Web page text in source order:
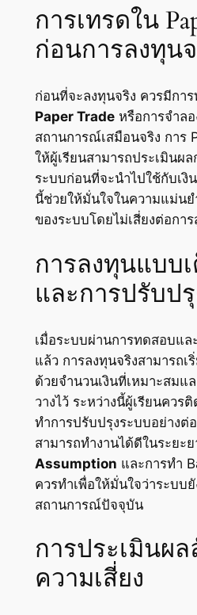
การเทรดใน
ก่อนการลงทุน
ก่อนที่จะลงทุนจริง ควรมีกา
Paper Tradeหรือการจำลอ
สถานการณ์เสมือนจริง การ
ให้ผู้เรียนสามารถประเมินผ
ระบบก่อนที่จะนำไปใช้กับเงิ
นี้ช่วยให้มั่นใจในความแม่น
ของระบบโดยไม่เสี่ยงต่อกา
การลงทุนแบบ
และการปรับป
เมื่อระบบผ่านการทดสอบแล
แล้ว การลงทุนจริงสามารถเ
ด้วยจำนวนเงินที่เหมาะสมแ
วางไว้ ระหว่างนี้ผู้เรียนควร
ทำการปรับปรุงระบบอย่างต่
สามารถทำงานได้ดีในระยะ
Assumption และการทำ
ควรทำเพื่อให้มั่นใจว่าระบบ
สถานการณ์ปัจจุบัน
การประเมินผ
ความเสี่ยง